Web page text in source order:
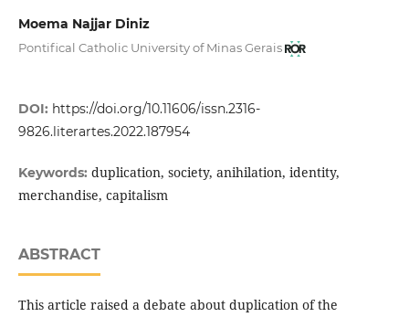
Moema Najjar Diniz
Pontifical Catholic University of Minas Gerais
DOI: https://doi.org/10.11606/issn.2316-
9826.literartes.2022.187954
Keywords: duplication, society, anihilation, identity,
merchandise, capitalism
ABSTRACT
This article raised a debate about duplication of the